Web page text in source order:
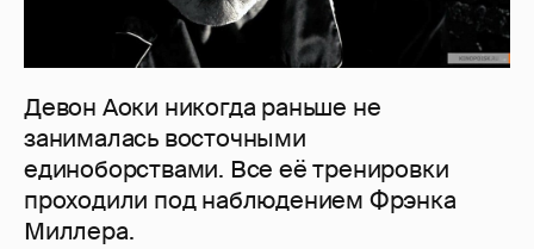
Девон Аоки никогда раньше не
занималась восточными
единоборствами. Все её тренировки
проходили под наблюдением Фрэнка
Миллера.